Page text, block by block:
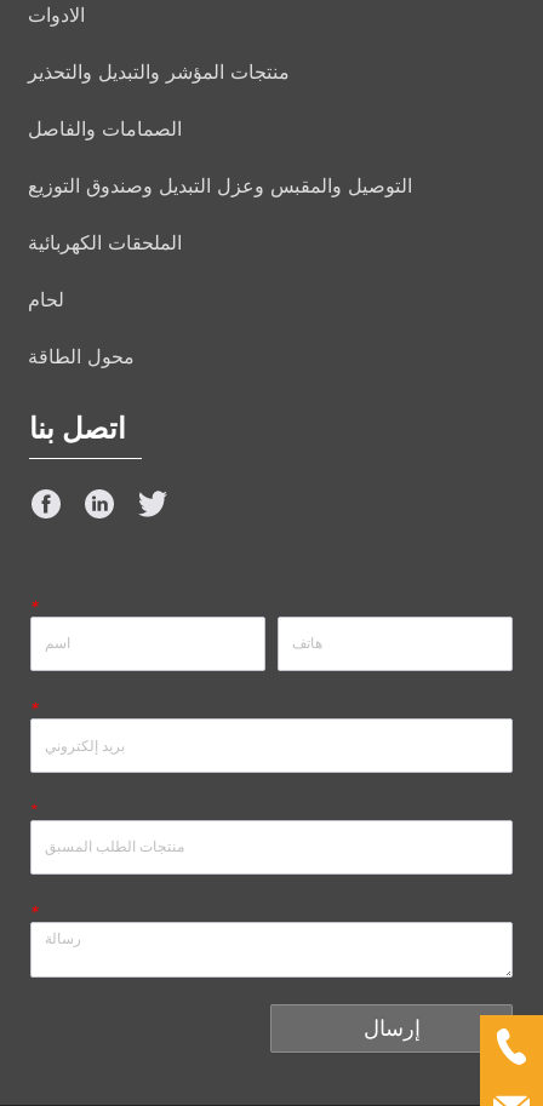
الادوات
منتجات المؤشر والتبديل والتحذير
الصمامات والفاصل
التوصيل والمقبس وعزل التبديل وصندوق التوزيع
الملحقات الكهربائية
لحام
محول الطاقة
اتصل بنا
*
*
*
*
إرسال